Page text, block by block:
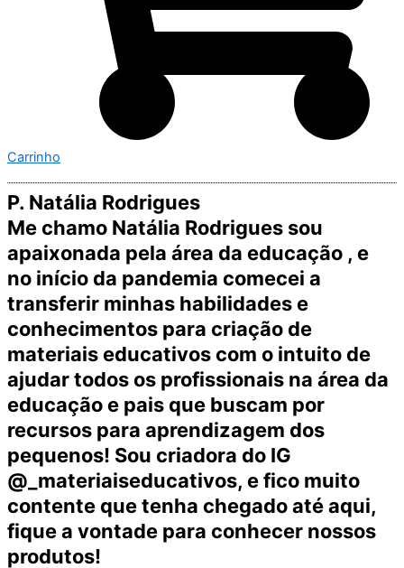
Carrinho
P. Natália Rodrigues
Me chamo Natália Rodrigues sou
apaixonada pela área da educação , e
no início da pandemia comecei a
transferir minhas habilidades e
conhecimentos para criação de
materiais educativos com o intuito de
ajudar todos os profissionais na área da
educação e pais que buscam por
recursos para aprendizagem dos
pequenos! Sou criadora do IG
@_materiaiseducativos, e fico muito
contente que tenha chegado até aqui,
fique a vontade para conhecer nossos
produtos!